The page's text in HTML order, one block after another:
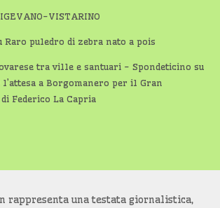
VISTARINO
Raro puledro di zebra nato a pois
tra ville e santuari - Spondeticino su
a Borgomanero per il Gran
Federico La Capria
rappresenta una testata giornalistica,